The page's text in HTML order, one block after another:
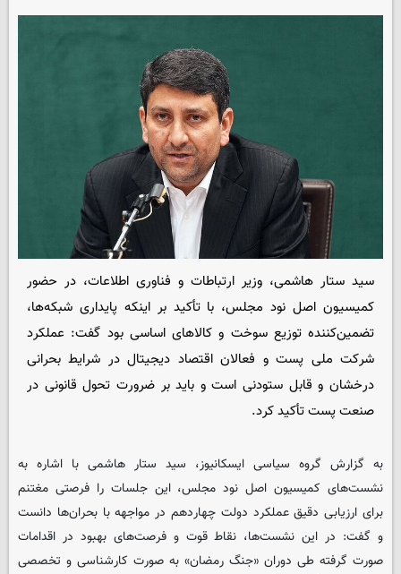
سید ستار هاشمی، وزیر ارتباطات و فناوری اطلاعات، در حضور
کمیسیون اصل نود مجلس، با تأکید بر اینکه پایداری شبکه‌ها،
تضمین‌کننده توزیع سوخت و کالاهای اساسی بود گفت: عملکرد
شرکت ملی پست و فعالان اقتصاد دیجیتال در شرایط بحرانی
درخشان و قابل ستودنی است و باید بر ضرورت تحول قانونی در
صنعت پست تأکید کرد.
به گزارش گروه سیاسی ایسکانیوز، سید ستار هاشمی با اشاره به
نشست‌های کمیسیون اصل نود مجلس، این جلسات را فرصتی مغتنم
برای ارزیابی دقیق عملکرد دولت چهاردهم در مواجهه با بحران‌ها دانست
و گفت: در این نشست‌ها، نقاط قوت و فرصت‌های بهبود در اقدامات
صورت گرفته طی دوران «جنگ رمضان» به صورت کارشناسی و تخصصی